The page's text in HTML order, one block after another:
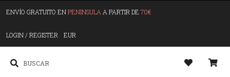
ENVÍO GRATUITO ENPENINSULA A PARTIR DE 70€
LOGIN / REGISTER EUR